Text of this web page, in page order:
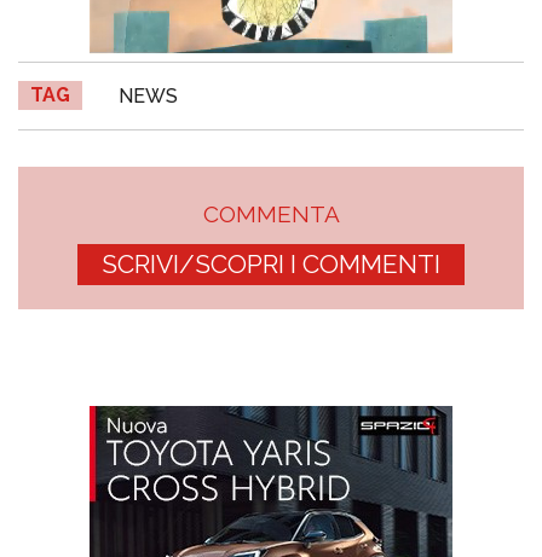
TAG NEWS
COMMENTA
SCRIVI/SCOPRI I COMMENTI